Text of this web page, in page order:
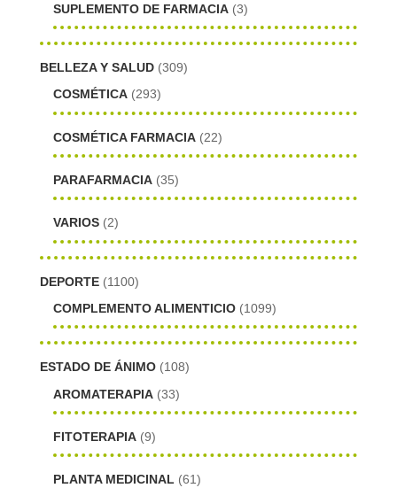
SUPLEMENTO DE FARMACIA (3)
BELLEZA Y SALUD (309)
COSMÉTICA (293)
COSMÉTICA FARMACIA (22)
PARAFARMACIA (35)
VARIOS (2)
DEPORTE (1100)
COMPLEMENTO ALIMENTICIO (1099)
ESTADO DE ÁNIMO (108)
AROMATERAPIA (33)
FITOTERAPIA (9)
PLANTA MEDICINAL (61)